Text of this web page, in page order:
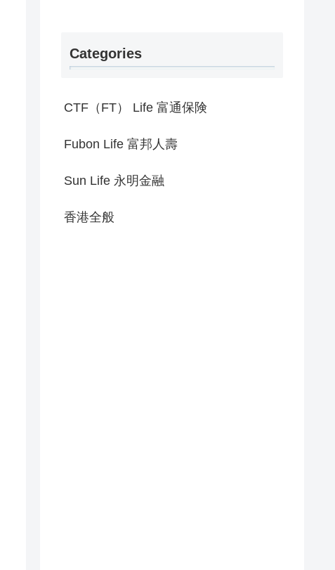
Categories
CTF（FT） Life 富通保険
Fubon Life 富邦人壽
Sun Life 永明金融
香港全般